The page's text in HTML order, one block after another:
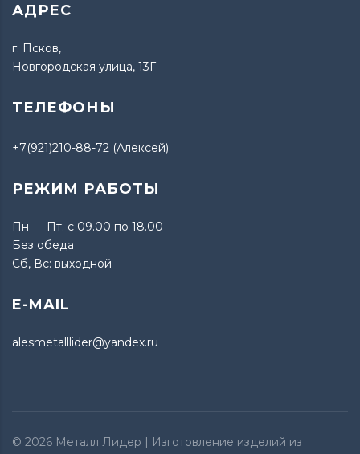
АДРЕС
г. Псков,
Новгородская улица, 13Г
ТЕЛЕФОНЫ
+7(921)210-88-72 (Алексей)
РЕЖИМ РАБОТЫ
Пн — Пт: с 09.00 по 18.00
Без обеда
Сб, Вс: выходной
E-MAIL
alesmetalllider@yandex.ru
© 2026 Металл Лидер | Изготовление изделий из